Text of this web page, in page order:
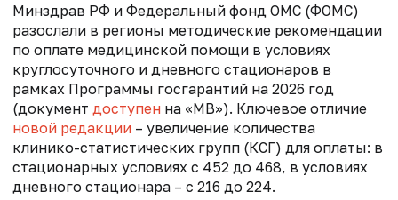
Минздрав РФ и Федеральный фонд ОМС (ФОМС)
разослали в регионы методические рекомендации
по оплате медицинской помощи в условиях
круглосуточного и дневного стационаров в
рамках Программы госгарантий на 2026 год
(документ доступен на «МВ»). Ключевое отличие
новой редакции – увеличение количества
клинико-статистических групп (КСГ) для оплаты: в
стационарных условиях с 452 до 468, в условиях
дневного стационара – с 216 до 224.